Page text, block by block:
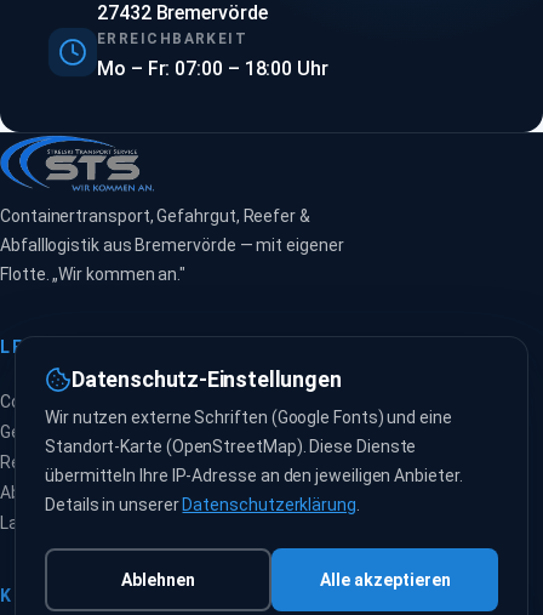
27432 Bremervörde
ERREICHBARKEIT
Mo – Fr: 07:00 – 18:00 Uhr
Containertransport, Gefahrgut, Reefer &
Abfalllogistik aus Bremervörde — mit eigener
Flotte. „Wir kommen an."
LEISTUNGEN
Containertransport
Gefahrgut (ADR)
Reefer / Kühltransport
Abfalltransport
Lager & Umschlag
Karriere
Kontakt
Frachtanfrage
KONTAKT
Datenschutz-Einstellungen
Wir nutzen externe Schriften (Google Fonts) und eine
Standort-Karte (OpenStreetMap). Diese Dienste
übermitteln Ihre IP-Adresse an den jeweiligen Anbieter.
Details in unserer Datenschutzerklärung
Ablehnen Alle akzeptieren